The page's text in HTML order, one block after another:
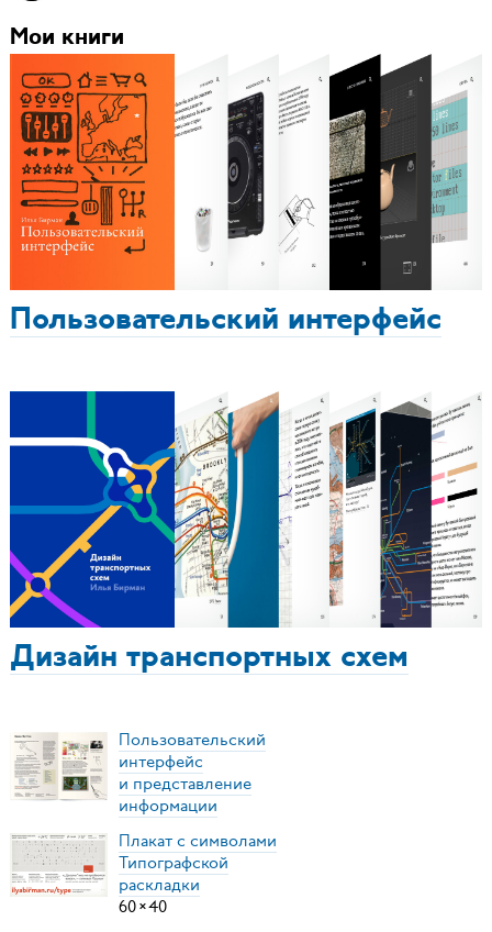
Мои книги
Пользовательский интерфейс
Дизайн транспортных схем
Пользовательский
интерфейс
и представление
информации
Плакат с символами
Типографской
раскладки
60×40